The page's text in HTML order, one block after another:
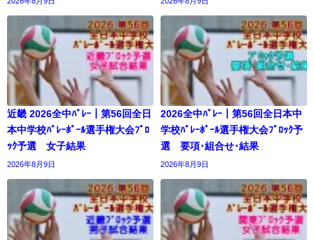
近畿 2026全中ﾊﾞﾚｰ｜第56回全日
本中学校ﾊﾞﾚｰﾎﾞｰﾙ選手権大会ﾌﾞﾛ
ｯｸ予選 女子結果
2026年8月9日
2026全中ﾊﾞﾚｰ｜第56回全日本中
学校ﾊﾞﾚｰﾎﾞｰﾙ選手権大会ﾌﾞﾛｯｸ予
選 要項･組合せ･結果
2026年8月9日